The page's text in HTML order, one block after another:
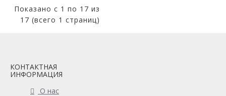
Показано с 1 по 17 из
17 (всего 1 страниц)
КОНТАКТНАЯ
ИНФОРМАЦИЯ
О нас